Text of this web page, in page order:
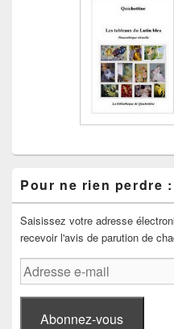
Pour ne rien perdre
Saisissez votre adresse
recevoir l'avis de parution de
Adresse
e-
mail
Abonnez-vous